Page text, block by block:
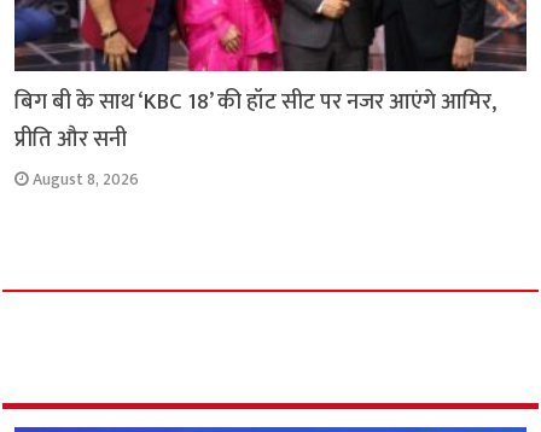
बिग बी के साथ ‘KBC 18’ की हॉट सीट पर नजर आएंगे आमिर,
प्रीति और सनी
August 8, 2026